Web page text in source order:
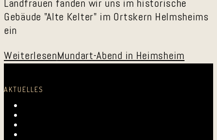
Landfrauen fanden wir uns im historische
Gebäude "Alte Kelter" im Ortskern Helmsheims
ein
WeiterlesenMundart-Abend in Heimsheim
AKTUELLES